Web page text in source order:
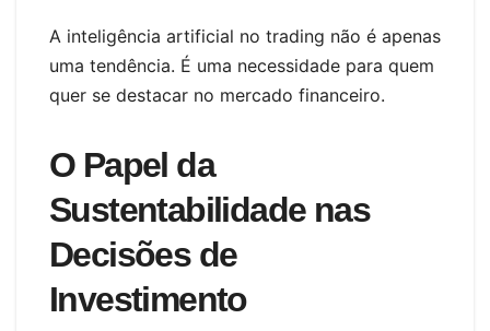
A inteligência artificial no trading não é apenas
uma tendência. É uma necessidade para quem
quer se destacar no mercado financeiro.
O Papel da
Sustentabilidade nas
Decisões de
Investimento